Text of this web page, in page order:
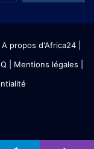
A propos d'Africa24|
| Mentions légales